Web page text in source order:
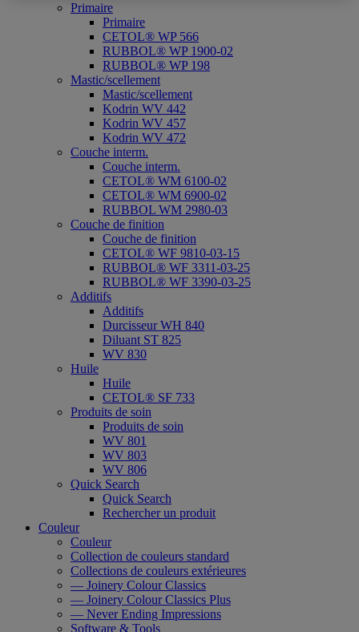
Primaire
Primaire
CETOL® WP 566
RUBBOL® WP 1900-02
RUBBOL® WP 198
Mastic/scellement
Mastic/scellement
Kodrin WV 442
Kodrin WV 457
Kodrin WV 472
Couche interm.
Couche interm.
CETOL® WM 6100-02
CETOL® WM 6900-02
RUBBOL WM 2980-03
Couche de finition
Couche de finition
CETOL® WF 9810-03-15
RUBBOL® WF 3311-03-25
RUBBOL® WF 3390-03-25
Additifs
Additifs
Durcisseur WH 840
Diluant ST 825
WV 830
Huile
Huile
CETOL® SF 733
Produits de soin
Produits de soin
WV 801
WV 803
WV 806
Quick Search
Quick Search
Rechercher un produit
Couleur
Couleur
Collection de couleurs standard
Collections de couleurs extérieures
— Joinery Colour Classics
— Joinery Colour Classics Plus
— Never Ending Impressions
Software & Tools